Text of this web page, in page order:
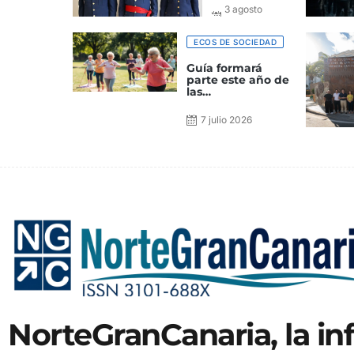
Pastor nuevo
jefe del
Alerta y
Control
3 agosto
ECOS DE SOCIEDAD
Guía formará
parte este año de
las
Canarias
7 julio 2026
NorteGranCanaria, la